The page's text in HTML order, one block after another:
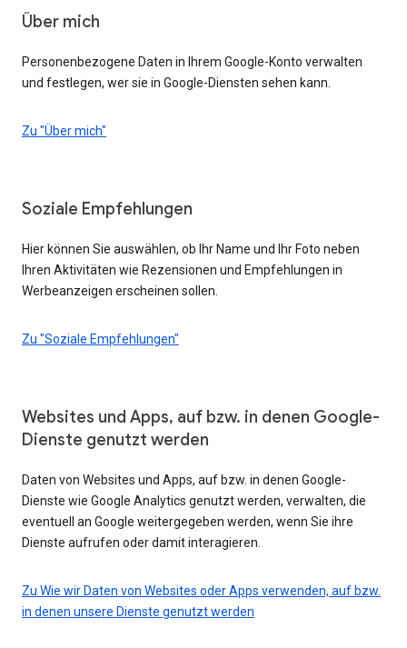
Über mich
Personenbezogene Daten in Ihrem Google-Konto verwalten
und festlegen, wer sie in Google-Diensten sehen kann.
Zu "Über mich"
Soziale Empfehlungen
Hier können Sie auswählen, ob Ihr Name und Ihr Foto neben
Ihren Aktivitäten wie Rezensionen und Empfehlungen in
Werbeanzeigen erscheinen sollen.
Zu "Soziale Empfehlungen"
Websites und Apps, auf bzw. in denen Google-
Dienste genutzt werden
Daten von Websites und Apps, auf bzw. in denen Google-
Dienste wie Google Analytics genutzt werden, verwalten, die
eventuell an Google weitergegeben werden, wenn Sie ihre
Dienste aufrufen oder damit interagieren.
Zu Wie wir Daten von Websites oder Apps verwenden, auf bzw.
in denen unsere Dienste genutzt werden